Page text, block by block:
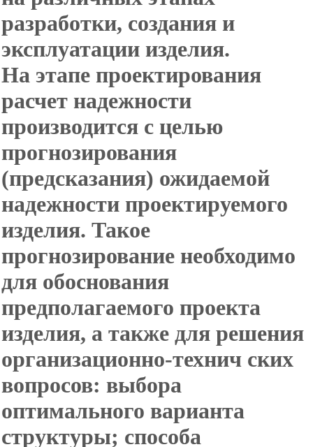
разработки, создания и
эксплуатации изделия.
На этапе проектирования
расчет надежности
производится с целью
прогнозирования
(предсказания) ожидаемой
надежности проектируемого
изделия. Такое
прогнозирование необходимо
для обоснования
предполагаемого проекта
изделия, а также для решения
организационно-технич ских
вопросов: выбора
оптимального варианта
структуры; способа